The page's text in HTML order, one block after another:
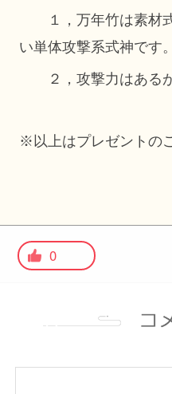
１，万年竹は素材式
い単体攻撃系式神です。
２，攻撃力はあるが
※以上はプレゼントの
0